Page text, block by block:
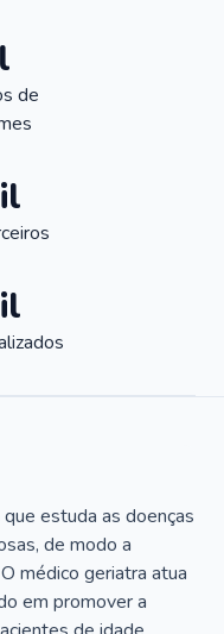
de
estuda as doenças
de modo a
médico geriatra atua
em promover a